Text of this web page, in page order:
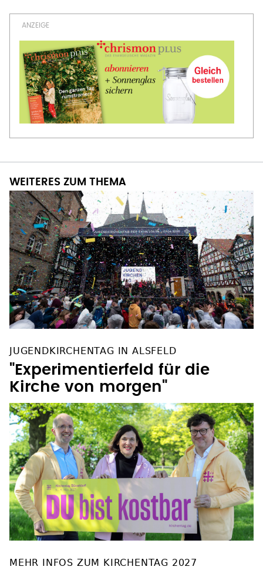
WEITERES ZUM THEMA
JUGENDKIRCHENTAG IN ALSFELD
"Experimentierfeld für die
Kirche von morgen"
MEHR INFOS ZUM KIRCHENTAG 2027